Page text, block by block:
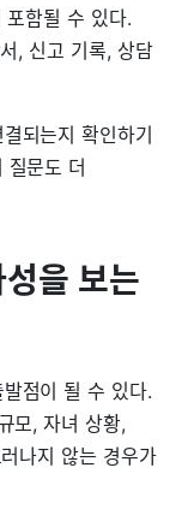
포함될 수 있다.
, 신고 기록, 상담
되는지 확인하기
질문도 더
을 보는
점이 될 수 있다.
모, 자녀 상황,
나지 않는 경우가